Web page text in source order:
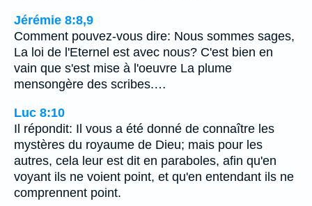
Jérémie 8:8,9
Comment pouvez-vous dire: Nous sommes sages,
La loi de l'Eternel est avec nous? C'est bien en
vain que s'est mise à l'oeuvre La plume
mensongère des scribes.…
Luc 8:10
Il répondit: Il vous a été donné de connaître les
mystères du royaume de Dieu; mais pour les
autres, cela leur est dit en paraboles, afin qu'en
voyant ils ne voient point, et qu'en entendant ils ne
comprennent point.